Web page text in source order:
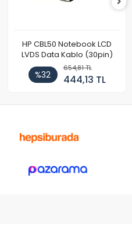
HP CBL50 Notebook LCD
LVDS Data Kablo (30pin)
%32
654,81 TL
444,13 TL